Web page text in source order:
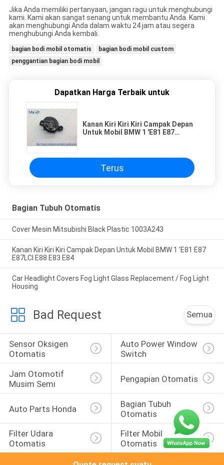
Jika Anda memiliki pertanyaan, jangan ragu untuk menghubungi
kami. Kami akan sangat senang untuk membantu Anda. Kami
akan menghubungi Anda dalam waktu 24 jam atau segera
menghubungi Anda kembali.
bagian bodi mobil otomatis
bagian bodi mobil custom
penggantian bagian bodi mobil
Dapatkan Harga Terbaik untuk
Kanan Kiri Kiri Kiri Campak Depan
Untuk Mobil BMW 1 'E81 E87
Terus
Bagian Tubuh Otomatis
Cover Mesin Mitsubishi Black Plastic 1003A243
Kanan Kiri Kiri Kiri Campak Depan Untuk Mobil BMW 1 'E81 E87
E87LCI E88 E83 E84
Car Headlight Covers Fog Light Glass Replacement / Fog Light
Housing
Bad Request Semua
Sensor Oksigen
Otomatis
Auto Power Window
Switch
Jam Otomotif
Musim Semi
Pengapian Otomatis
Auto Parts Honda
Bagian Tubuh
Otomatis
Filter Udara
Otomatis
Filter Mobil
Otomatis